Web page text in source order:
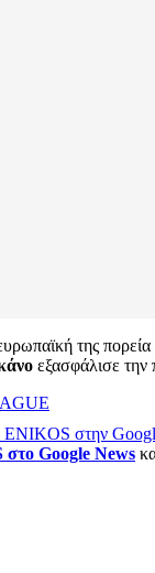
της πορεία
εξασφάλισε την
ENIKOS στην
Google News